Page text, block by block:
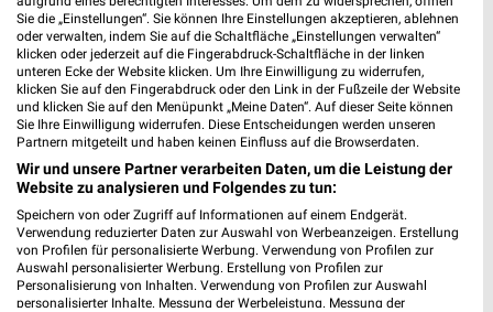
TEDİ Chemnitz
Jakobstr. 10 - 12
09130 Chemnitz
190,42 km
MÄC-GEIZ Chemnitz
Bahnhofstraße 1
09111 Chemnitz
Heute 08:00 - 19:00 Uhr | Öffnet in 36 Min.
190,47 km
Sie die „Einstellungen“. Sie können Ihre Einstellungen akzeptieren, ablehnen
oder verwalten, indem Sie auf die Schaltfläche „Einstellungen verwalten“
klicken oder jederzeit auf die Fingerabdruck-Schaltfläche in der linken
unteren Ecke der Website klicken. Um Ihre Einwilligung zu widerrufen,
klicken Sie auf den Fingerabdruck oder den Link in der Fußzeile der Website
und klicken Sie auf den Menüpunkt „Meine Daten“. Auf dieser Seite können
Sie Ihre Einwilligung widerrufen. Diese Entscheidungen werden unseren
Partnern mitgeteilt und haben keinen Einfluss auf die Browserdaten.
Wir und unsere Partner verarbeiten Daten, um die Leistung der
Website zu analysieren und Folgendes zu tun:
Speichern von oder Zugriff auf Informationen auf einem Endgerät.
Verwendung reduzierter Daten zur Auswahl von Werbeanzeigen. Erstellung
von Profilen für personalisierte Werbung. Verwendung von Profilen zur
Auswahl personalisierter Werbung. Erstellung von Profilen zur
Personalisierung von Inhalten. Verwendung von Profilen zur Auswahl
personalisierter Inhalte. Messung der Werbeleistung. Messung der